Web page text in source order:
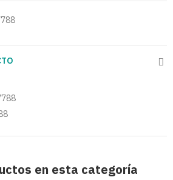
en esta categoría